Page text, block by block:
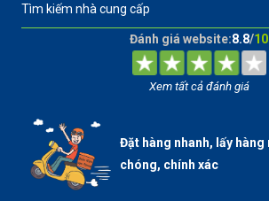
Tìm kiếm nhà cung cấp
Đánh giá website:8.8/10
Xem tất cả đánh giá
Đặt hàng nhanh, lấy hàng
chóng, chính xác